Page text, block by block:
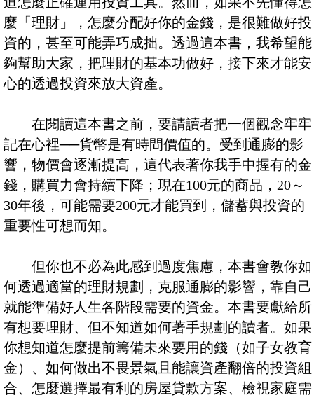
麼「理財」，怎麼分配好你的金錢，是很難做好投
資的，甚至可能弄巧成拙。透過這本書，我希望能
夠幫助大家，把理財的基本功做好，接下來才能安
心的透過投資來放大資產。
在閱讀這本書之前，要請讀者把一個觀念牢牢
記在心裡──貨幣是有時間價值的。受到通膨的影
響，物價會逐漸提高，這代表著你我手中握有的金
錢，購買力會持續下降；現在100元的商品，20～
30年後，可能需要200元才能買到，儲蓄與投資的
重要性可想而知。
但你也不必為此感到過度焦慮，本書會教你如
何透過適當的理財規劃，克服通膨的影響，靠自己
就能準備好人生各階段需要的資金。本書要獻給所
有想要理財、但不知道如何著手規劃的讀者。如果
你想知道怎麼提前籌備未來要用的錢（如子女教育
金）、如何做出不畏景氣且能讓資產翻倍的投資組
合、怎麼選擇最有利的房屋貸款方案、檢視家庭需